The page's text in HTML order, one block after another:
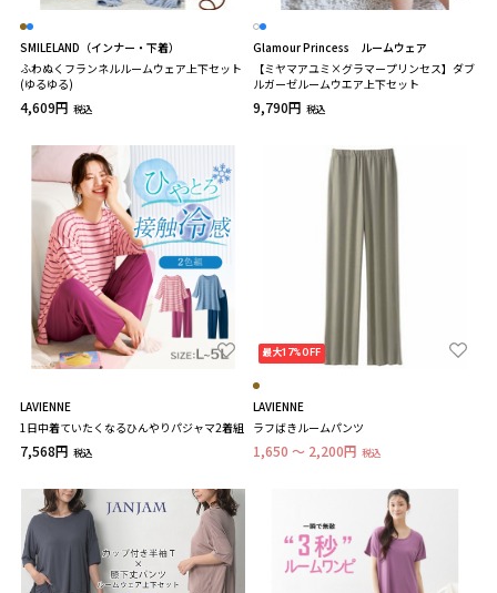
SMILELAND（インナー・下着）
ふわぬくフランネルルームウェア上下セット
(ゆるゆる)
4,609円 税込
Glamour Princess ルームウェア
【ミヤマアユミ×グラマープリンセス】ダブ
ルガーゼルームウエア上下セット
9,790円 税込
LAVIENNE
1日中着ていたくなるひんやりパジャマ2着組
7,568円 税込
最大17%OFF
LAVIENNE
ラフばきルームパンツ
1,650 ～ 2,200円 税込